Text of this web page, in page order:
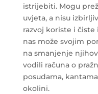
istrijebiti. Mogu
uvjeta, a nisu
razvoj koriste i čiste
nas može svojim
na smanjenje
vodili računa o
posudama,
okolini.